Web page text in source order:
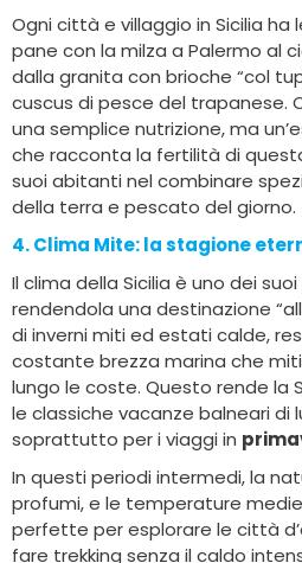
Ogni città e villaggio in Sicilia ha
pane con la milza a Palermo al
dalla granita con brioche “col
cuscus di pesce del trapanese.
una semplice nutrizione, ma
che racconta la fertilità di
suoi abitanti nel combinare
della terra e pescato del giorno.
4. Clima Mite: la stagione
Il clima della Sicilia è uno dei
rendendola una destinazione “all
di inverni miti ed estati calde,
costante brezza marina che
lungo le coste. Questo rende la
le classiche vacanze balneari di
soprattutto per i viaggi in
In questi periodi intermedi, la
profumi, e le temperature
perfette per esplorare le città
fare trekking senza il caldo